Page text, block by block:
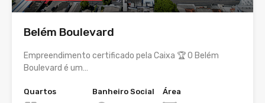
Belém Boulevard
Empreendimento certificado pela Caixa 🏆 O Belém
Boulevard é um…
Quartos
Banheiro Social
Área